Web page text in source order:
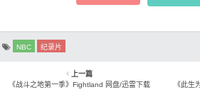
NBC 纪录片
上一篇
《战斗之地第一季》Fightland 网盘/迅雷下载
《此生